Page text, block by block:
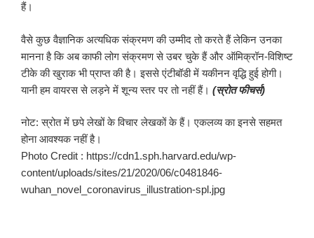
हैं।
वैसे कुछ वैज्ञानिक अत्यधिक संक्रमण की उम्मीद तो करते हैं लेकिन उनका
मानना है कि अब काफी लोग संक्रमण से उबर चुके हैं और ऑमिक्रॉन-विशिष्ट
टीके की खुराक भी प्राप्त की है। इससे एंटीबॉडी में यकीनन वृद्धि हुई होगी।
यानी हम वायरस से लड़ने में शून्य स्तर पर तो नहीं हैं। (स्रोत फीचर्स)
नोट: स्रोत में छपे लेखों के विचार लेखकों के हैं। एकलव्य का इनसे सहमत
होना आवश्यक नहीं है।
Photo Credit : https://cdn1.sph.harvard.edu/wp-
content/uploads/sites/21/2020/06/c0481846-
wuhan_novel_coronavirus_illustration-spl.jpg